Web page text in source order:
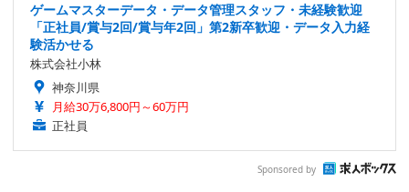
ゲームマスターデータ・データ管理スタッフ・未経験歓迎
「正社員/賞与2回/賞与年2回」第2新卒歓迎・データ入力経
験活かせる
株式会社小林
神奈川県
月給30万6,800円～60万円
正社員
Sponsored by